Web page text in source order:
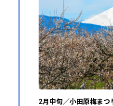
2月中旬／小田原梅まつ